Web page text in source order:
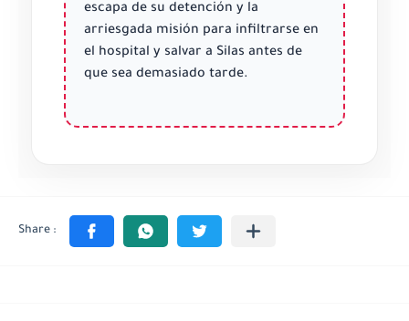
escapa de su detención y la
arriesgada misión para infiltrarse en
el hospital y salvar a Silas antes de
que sea demasiado tarde.